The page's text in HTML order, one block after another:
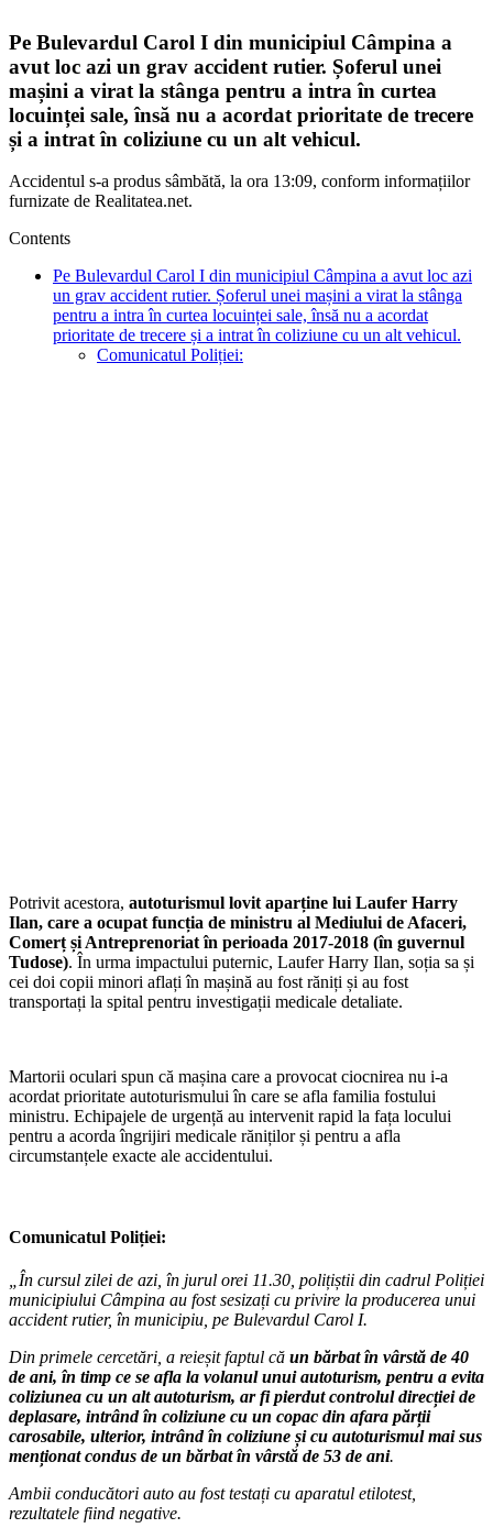
Pe Bulevardul Carol I din municipiul Câmpina a
avut loc azi un grav accident rutier. Șoferul unei
mașini a virat la stânga pentru a intra în curtea
locuinței sale, însă nu a acordat prioritate de trecere
și a intrat în coliziune cu un alt vehicul.
Accidentul s-a produs sâmbătă, la ora 13:09, conform informațiilor
furnizate de Realitatea.net.
Contents
Pe Bulevardul Carol I din municipiul Câmpina a avut loc azi
un grav accident rutier. Șoferul unei mașini a virat la stânga
pentru a intra în curtea locuinței sale, însă nu a acordat
prioritate de trecere și a intrat în coliziune cu un alt vehicul.
Comunicatul Poliției:
Potrivit acestora, autoturismul lovit aparține lui Laufer Harry
Ilan, care a ocupat funcția de ministru al Mediului de Afaceri,
Comerț și Antreprenoriat în perioada 2017-2018 (în guvernul
Tudose). În urma impactului puternic, Laufer Harry Ilan, soția sa și
cei doi copii minori aflați în mașină au fost răniți și au fost
transportați la spital pentru investigații medicale detaliate.
Martorii oculari spun că mașina care a provocat ciocnirea nu i-a
acordat prioritate autoturismului în care se afla familia fostului
ministru. Echipajele de urgență au intervenit rapid la fața locului
pentru a acorda îngrijiri medicale răniților și pentru a afla
circumstanțele exacte ale accidentului.
Comunicatul Poliției:
„În cursul zilei de azi, în jurul orei 11.30, polițiștii din cadrul Poliției
municipiului Câmpina au fost sesizați cu privire la producerea unui
accident rutier, în municipiu, pe Bulevardul Carol I.
Din primele cercetări, a reieșit faptul că un bărbat în vârstă de 40
de ani, în timp ce se afla la volanul unui autoturism, pentru a evita
coliziunea cu un alt autoturism, ar fi pierdut controlul direcției de
deplasare, intrând în coliziune cu un copac din afara părții
carosabile, ulterior, intrând în coliziune și cu autoturismul mai sus
menționat condus de un bărbat în vârstă de 53 de ani.
Ambii conducători auto au fost testați cu aparatul etilotest,
rezultatele fiind negative.